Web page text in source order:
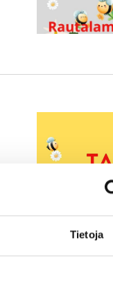
Tietoja